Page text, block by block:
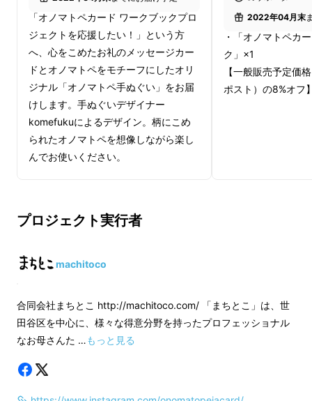
第１弾の『ことばを育てるオノマトペカード
あいうえお編』
第２弾の『ぱぴぷぺぽ編
クラウドファンディングではのべ1000人以上
「オノマトペカード ワークブックプロ
ジェクトを応援したい！」という方
へ、心をこめたお礼のメッセージカー
ドとオノマトペをモチーフにしたオリ
ジナル「オノマトペ手ぬぐい」をお届
けします。手ぬぐいデザイナー
komefukuによるデザイン。柄にこめ
られたオノマトペを想像しながら楽し
んでお使いください。
2022年04月末
・「オノマトペカ
ク」×1
【一般販売予定価
ポスト）の8%オフ
プロジェクト実行者
machitoco
合同会社まちとこ http://machitoco.com/ 「まちとこ」は、世
田谷区を中心に、様々な得意分野を持ったプロフェッショナル
なお母さんた …もっと見る